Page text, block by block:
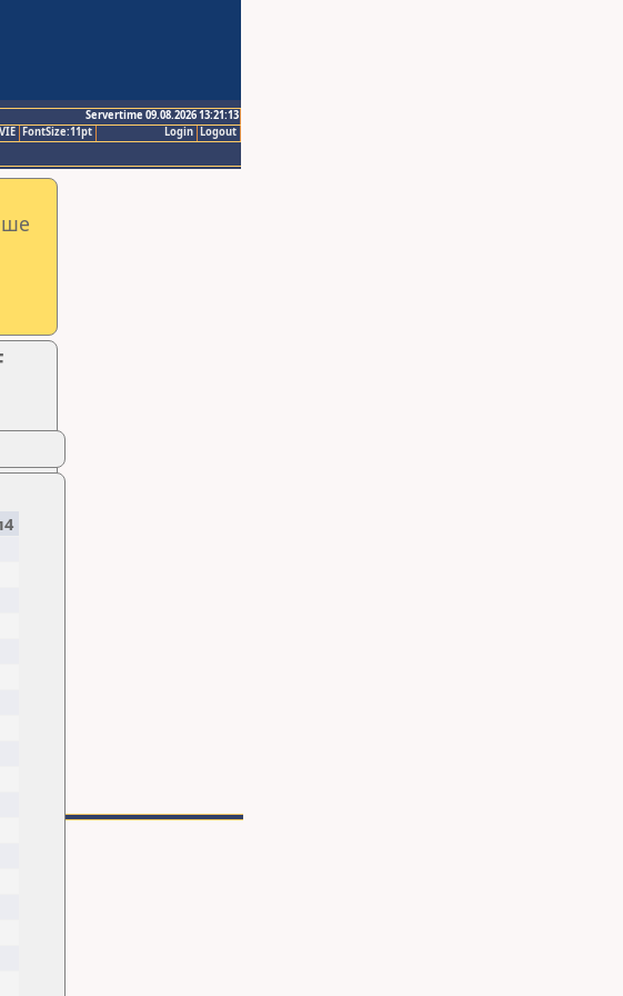
Servertime 09.08.2026 13:21:13
Logout
Login
VIE FontSize:11pt